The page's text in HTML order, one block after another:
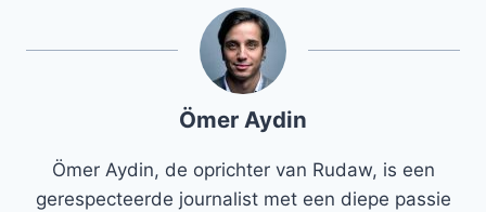
Ömer Aydin
Ömer Aydin, de oprichter van Rudaw, is een
gerespecteerde journalist met een diepe passie